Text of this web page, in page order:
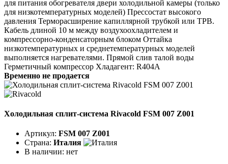
для питания обогревателя двери холодильной камеры (только
для низкотемпературных моделей) Прессостат высокого
давления Терморасширение капиллярной трубкой или ТРВ.
Кабель длиной 10 м между воздухоохладителем и
компрессорно-конденсаторным блоком Оттайка
низкотемпературных и среднетемпературных моделей
выполняется нагревателями. Прямой слив талой воды
Герметичный компрессор Хладагент: R404A
Временно не продается
Холодильная сплит-система Rivacold FSM 007 Z001
Артикул: FSM 007 Z001
Страна: Италия
В наличии: нет